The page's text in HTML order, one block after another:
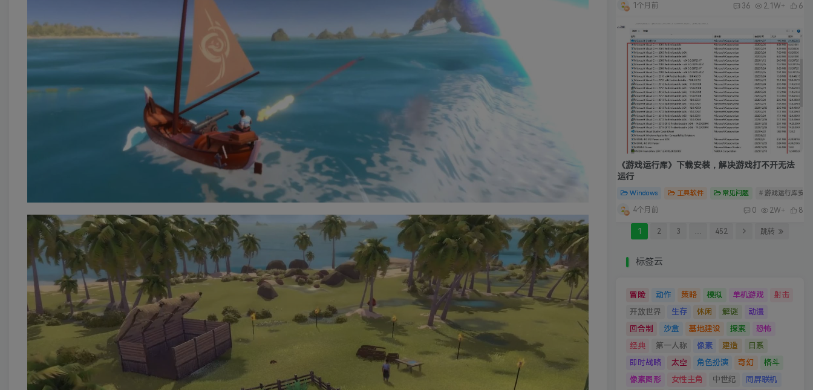
1个月前 36 2.1W+ 6
《游戏运行库》下载安装，解决游戏打不开无法
运行
Windows 工具软件 常见问题 # 游戏运行库安装
4个月前 0 2W+ 8
1 2 3 … 452 跳转
标签云
冒险 动作 策略 模拟 单机游戏
射击
开放世界
生存 休闲 解谜
动漫
回合制
沙盒 基地建设 探索
恐怖
经典
第一人称 像素 建造
日系
即时战略
太空 角色扮演 奇幻
格斗
像素图形
女性主角 中世纪 同屏联机